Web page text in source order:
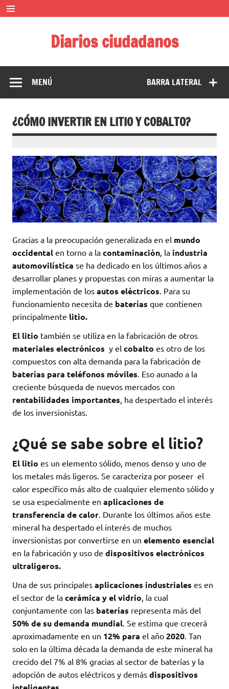
Saltar
contenido
Diarios ciudadanos
BARRA LATERAL
MENÚ
¿CÓMO INVERTIR EN LITIO Y COBALTO?
Gracias a la preocupación generalizada en el mundo
occidental en torno a la contaminación , la industria
automovilística se ha dedicado en los últimos años a
desarrollar planes y propuestas con miras a aumentar la
implementación de los autos eléctricos . Para su
funcionamiento necesita de baterías que contienen
principalmente litio.
El litio también se utiliza en la fabricación de otros
materiales electrónicos y el cobalto es otro de los
compuestos con alta demanda para la fabricación de
baterías para teléfonos móviles . Eso aunado a la
creciente búsqueda de nuevos mercados con
rentabilidades importantes , ha despertado el interés
de los inversionistas.
¿Qué se sabe sobre el litio?
El litio es un elemento sólido, menos denso y uno de
los metales más ligeros. Se caracteriza por poseer el
calor específico más alto de cualquier elemento sólido y
se usa especialmente en aplicaciones de
transferencia de calor. Durante los últimos años este
mineral ha despertado el interés de muchos
inversionistas por convertirse en un elemento esencial
en la fabricación y uso de dispositivos electrónicos
ultraligeros.
Una de sus principales aplicaciones industriales es en
el sector de la cerámica y el vidrio, la cual
conjuntamente con las baterías representa más del
50% de su demanda mundial. Se estima que crecerá
aproximadamente en un 12% para el año 2020. Tan
solo en la última década la demanda de este mineral ha
crecido del 7% al 8% gracias al sector de baterías y la
adopción de autos eléctricos y demás dispositivos